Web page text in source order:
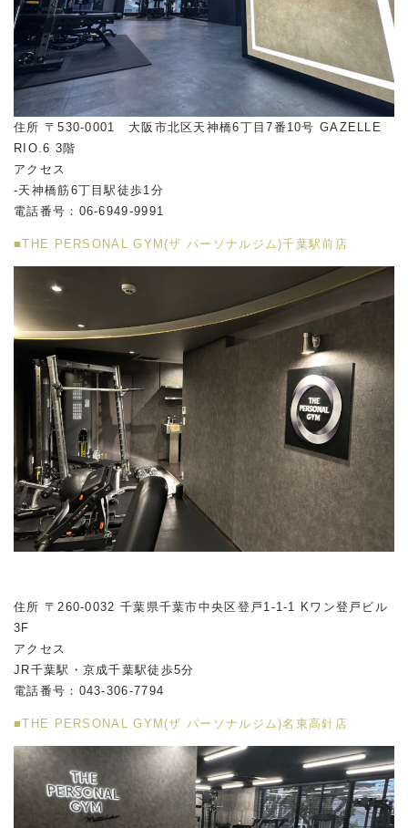
住所 〒530-0001 大阪市北区天神橋6丁目7番10号 GAZELLE
RIO.6 3階
アクセス
-天神橋筋6丁目駅徒歩1分
電話番号：06-6949-9991
■THE PERSONAL GYM(ザ パーソナルジム)千葉駅前店
住所 〒260-0032 千葉県千葉市中央区登戸1-1-1 Kワン登戸ビル
3F
アクセス
JR千葉駅・京成千葉駅徒歩5分
電話番号：043-306-7794
■THE PERSONAL GYM(ザ パーソナルジム)名東高針店